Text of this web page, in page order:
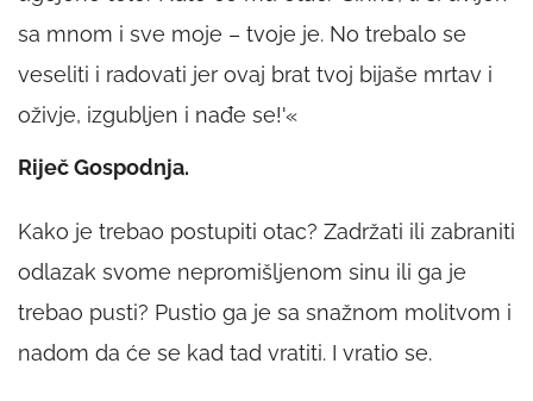
sa mnom i sve moje – tvoje je. No trebalo se
veseliti i radovati jer ovaj brat tvoj bijaše mrtav i
oživje, izgubljen i nađe se!'«
Riječ Gospodnja.
Kako je trebao postupiti otac? Zadržati ili zabraniti
odlazak svome nepromišljenom sinu ili ga je
trebao pusti? Pustio ga je sa snažnom molitvom i
nadom da će se kad tad vratiti. I vratio se.